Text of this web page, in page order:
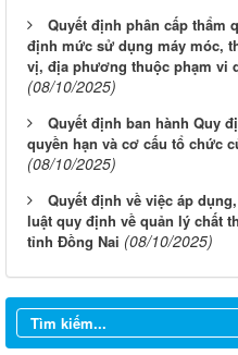
Quyết định phân cấp thẩm
định mức sử dụng máy móc,
vị, địa phương thuộc phạm vi
(08/10/2025)
Quyết định ban hành Quy
quyền hạn và cơ cấu tổ chức
(08/10/2025)
Quyết định về việc áp
luật quy định về quản lý chất
tỉnh Đồng Nai (08/10/2025)
Từ ngày 03/8/2026 đến ngày
Từ ngày 27/7/2026 đến ngày
Từ ngày 20/7/2026 đến ngày